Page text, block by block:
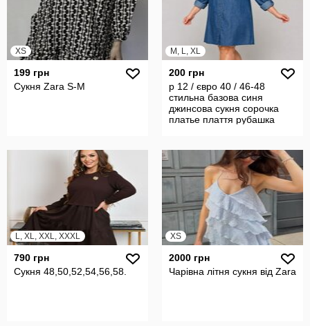
XS
199 грн
Сукня Zara S-M
M, L, XL
200 грн
р 12 / євро 40 / 46-48
стильна базова синя
джинсова сукня сорочка
платье плаття рубашка
L, XL, XXL, XXXL
790 грн
Сукня 48,50,52,54,56,58.
XS
2000 грн
Чарівна літня сукня від Zara